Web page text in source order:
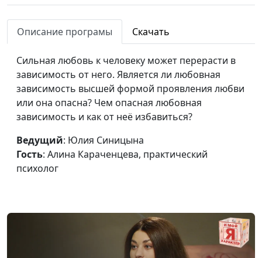
Как
самореализоваться
Караченцева,
практический психолог
Юлия Синицына, Алина
Караченцева,
практический психолог
Как нецензурная
речь влияет на нашу
жизнь
Юлия Синицына, Алина
практический психолог
Как пережить
Юлия Синицына, Алина
Караченцева,
практический психолог
#312
Описание програмы Скачать
Сильная любовь к человеку может перерасти в
зависимость от него. Является ли любовная
зависимость высшей формой проявления любви
или она опасна? Чем опасная любовная
зависимость и как от неё избавиться?
Ведущий: Юлия Синицына
Гость: Алина Караченцева, практический
психолог